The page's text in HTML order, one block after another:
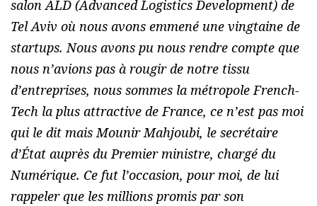
salon ALD (Advanced Logistics Development) de
Tel Aviv où nous avons emmené une vingtaine de
startups. Nous avons pu nous rendre compte que
nous n’avions pas à rougir de notre tissu
d’entreprises, nous sommes la métropole French-
Tech la plus attractive de France, ce n’est pas moi
qui le dit mais Mounir Mahjoubi, le secrétaire
d’État auprès du Premier ministre, chargé du
Numérique. Ce fut l’occasion, pour moi, de lui
rappeler que les millions promis par son